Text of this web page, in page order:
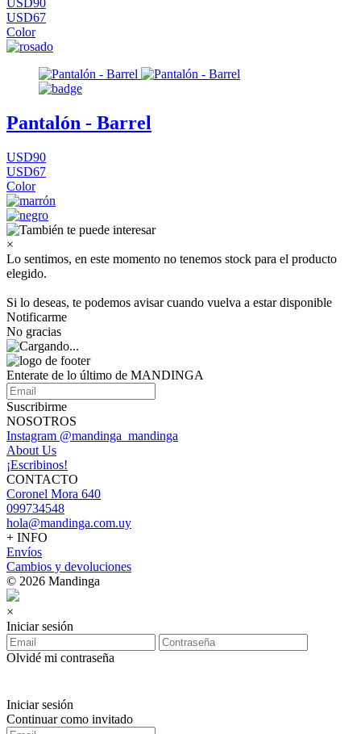
USD90
USD67
Color
Pantalón - Barrel
USD90
USD67
Color
×
Lo sentimos, en este momento no tenemos stock para el producto
elegido.
Si lo deseas, te podemos avisar cuando vuelva a estar disponible
Notificarme
No gracias
Enterate de lo último de MANDINGA
Suscribirme
NOSOTROS
Instagram @mandinga_mandinga
About Us
¡Escribinos!
CONTACTO
Coronel Mora 640
099734548
hola@mandinga.com.uy
+ INFO
Envíos
Cambios y devoluciones
© 2026 Mandinga
×
Iniciar sesión
Olvidé mi contraseña
Iniciar sesión
Continuar como invitado